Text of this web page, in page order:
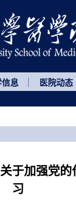
信息 医院动态
于加强党
习